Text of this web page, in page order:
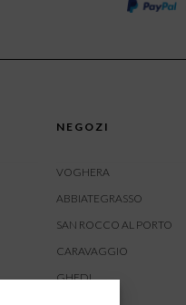
NEGOZI
VOGHERA
ABBIATEGRASSO
SAN ROCCO AL PORTO
CARAVAGGIO
GHEDI